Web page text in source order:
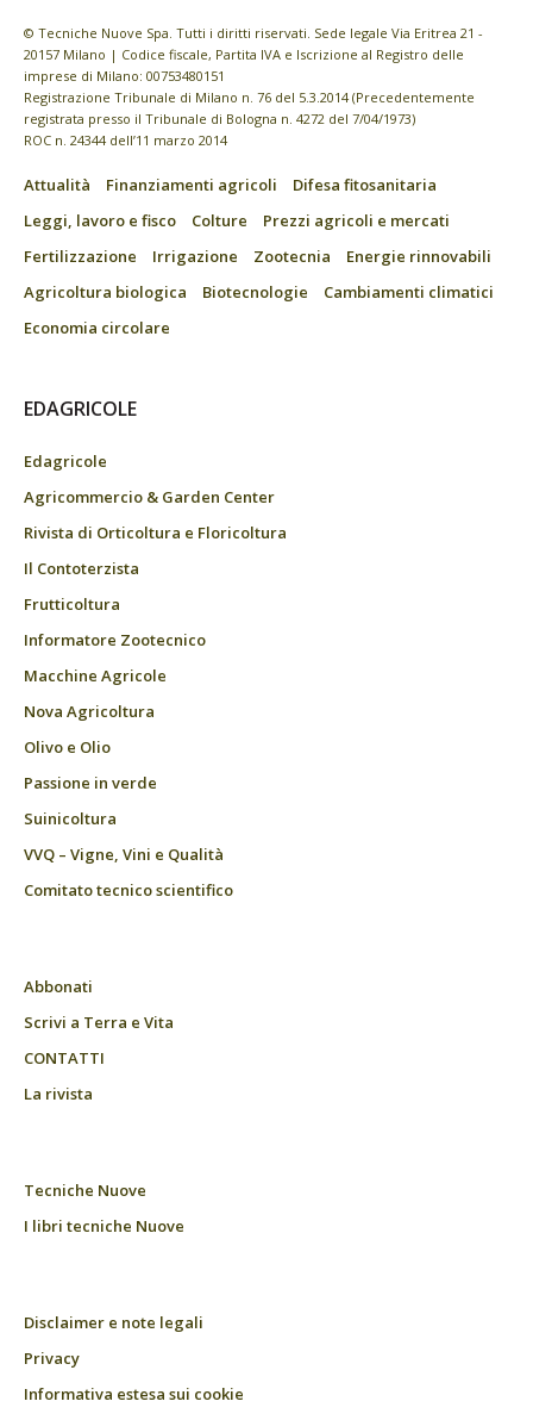
© Tecniche Nuove Spa. Tutti i diritti riservati. Sede legale Via Eritrea 21 -
20157 Milano | Codice fiscale, Partita IVA e Iscrizione al Registro delle
imprese di Milano: 00753480151
Registrazione Tribunale di Milano n. 76 del 5.3.2014 (Precedentemente
registrata presso il Tribunale di Bologna n. 4272 del 7/04/1973)
ROC n. 24344 dell’11 marzo 2014
Attualità Finanziamenti agricoli
Difesa fitosanitaria
Leggi, lavoro e fisco
Colture
Prezzi agricoli e mercati
Fertilizzazione
Irrigazione Zootecnia
Energie rinnovabili
Agricoltura biologica
Biotecnologie
Cambiamenti climatici
Economia circolare
EDAGRICOLE
Edagricole
Agricommercio & Garden Center
Rivista di Orticoltura e Floricoltura
Il Contoterzista
Frutticoltura
Informatore Zootecnico
Macchine Agricole
Nova Agricoltura
Olivo e Olio
Passione in verde
Suinicoltura
VVQ – Vigne, Vini e Qualità
Comitato tecnico scientifico
Abbonati
Scrivi a Terra e Vita
CONTATTI
La rivista
Tecniche Nuove
I libri tecniche Nuove
Disclaimer e note legali
Privacy
Informativa estesa sui cookie